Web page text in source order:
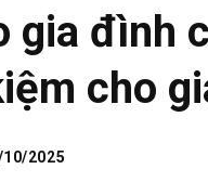
gia đình
cho
2025